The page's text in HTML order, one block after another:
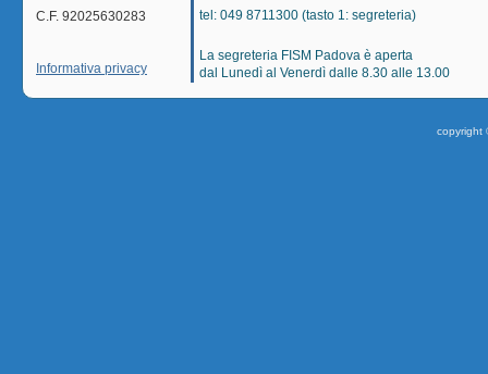
C.F. 92025630283
Informativa privacy
tel: 049 8711300 (tasto 1: segreteria)
La segreteria FISM Padova è aperta
dal Lunedì al Venerdì dalle 8.30 alle 13.00
copyright